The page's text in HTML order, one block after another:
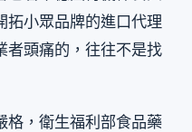
拓小眾品牌的進口代理
者頭痛的，往往不是找
格，衛生福利部食品藥